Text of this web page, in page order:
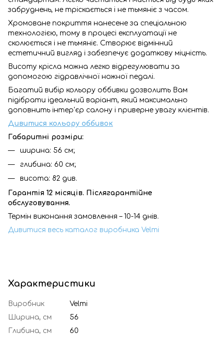
забруднень, не тріскається і не тьмяніє з часом.
Хромоване покриття нанесене за спеціальною
технологією, тому в процесі експлуатації не
сколюється і не тьмяніє. Створює відмінний
естетичний вигляд і забезпечує додаткову міцність.
Висоту крісла можна легко відрегулювати за
допомогою гідравлічної ножної педалі.
Багатий вибір кольору оббивки дозволить Вам
підібрати ідеальний варіант, який максимально
доповнить інтер'єр салону і приверне увагу клієнтів.
Дивитися кольору оббивок
Габаритні розміри:
ширина: 56 см;
глибина: 60 см;
висота: 82 див.
Гарантія 12 місяців. Післягарантійне
обслуговування.
Термін виконання замовлення – 10-14 днів.
Дивитися весь каталог виробника Velmi
Характеристики
Виробник
Velmi
Ширина, см
56
Глибина, см
60